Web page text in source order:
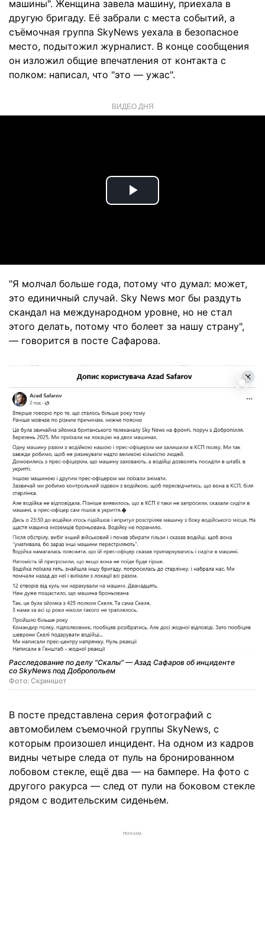
машины". Женщина завела машину, приехала в
другую бригаду. Её забрали с места событий, а
съёмочная группа SkyNews уехала в безопасное
место, подытожил журналист. В конце сообщения
он изложил общие впечатления от контакта с
полком: написал, что "это — ужас".
ВИДЕО ДНЯ
Play
"Я молчал больше года, потому что думал: может,
это единичный случай. Sky News мог бы раздуть
скандал на международном уровне, но не стал
этого делать, потому что болеет за нашу страну",
— говорится в посте Сафарова.
Расследование по делу "Скалы" — Азад Сафаров об инциденте
со SkyNews под Добропольем
Фото: Скриншот
В посте представлена серия фотографий с
автомобилем съемочной группы SkyNews, с
которым произошел инцидент. На одном из кадров
видны четыре следа от пуль на бронированном
лобовом стекле, ещё два — на бампере. На фото с
другого ракурса — след от пули на боковом стекле
рядом с водительским сиденьем.
РЕКЛАМА